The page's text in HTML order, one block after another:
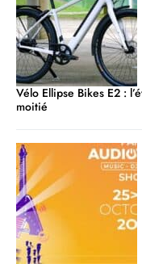
Vélo Ellipse Bikes E2 :
moitié